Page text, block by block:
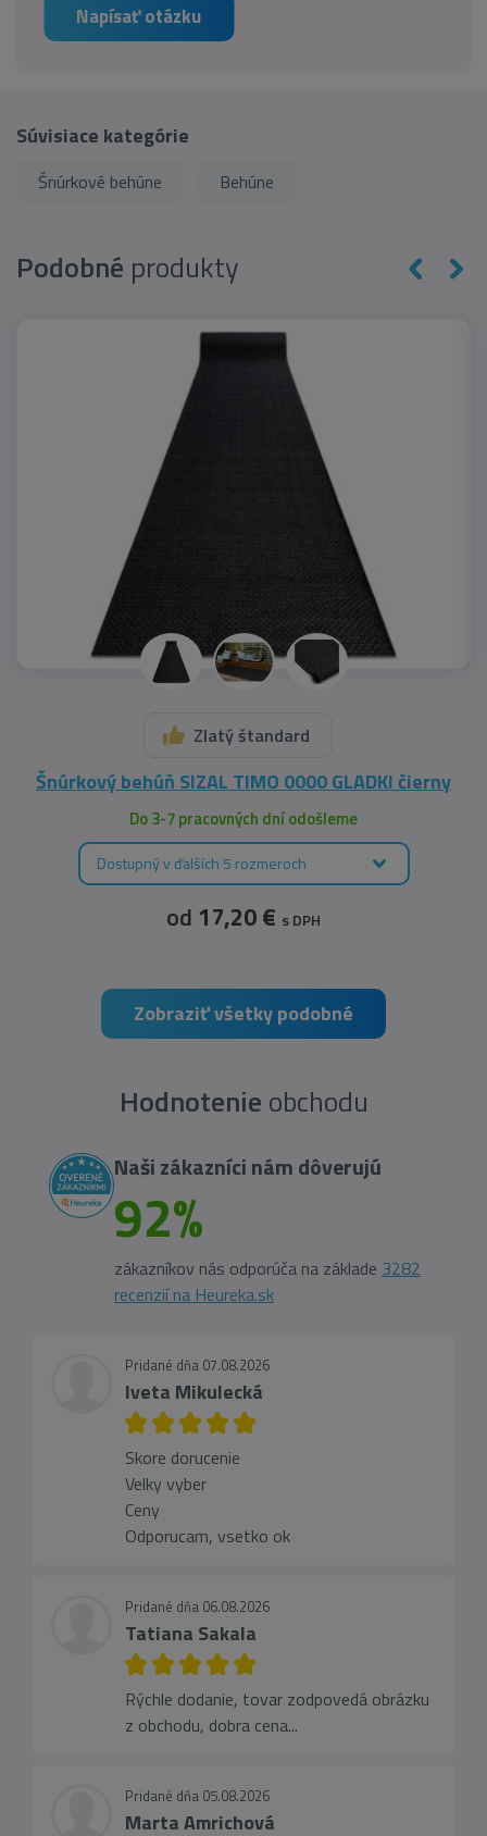
Napísať otázku
Súvisiace kategórie
Šnúrkové behúne Behúne
Podobné produkty
Zlatý štandard
Šnúrkový behúň SIZAL TIMO 0000 GLADKI čierny
Do 3-7 pracovných dní odošleme
Dostupný v ďalších 5 rozmeroch
od 17,20 € s DPH
Zobraziť všetky podobné
Hodnotenie obchodu
Naši zákazníci nám dôverujú
92%
zákazníkov nás odporúča na základe 3282
recenzií na Heureka.sk
Pridané dňa 07.08.2026
Iveta Mikulecká
Skore dorucenie
Velky vyber
Ceny
Odporucam, vsetko ok
Pridané dňa 06.08.2026
Tatiana Sakala
Rýchle dodanie, tovar zodpovedá obrázku
z obchodu, dobra cena...
Pridané dňa 05.08.2026
Marta Amrichová